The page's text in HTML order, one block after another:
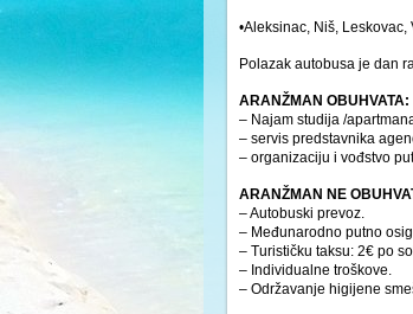
•Aleksinac, Niš,
Polazak autobusa je dan
ARANŽMAN OBUHVATA:
– Najam studija /
– servis predstavnika
– organizaciju i vođstvo
ARANŽMAN NE
– Autobuski prevoz.
– Međunarodno putno
– Turističku taksu: 2€ po
– Individualne troškove.
– Održavanje higijene